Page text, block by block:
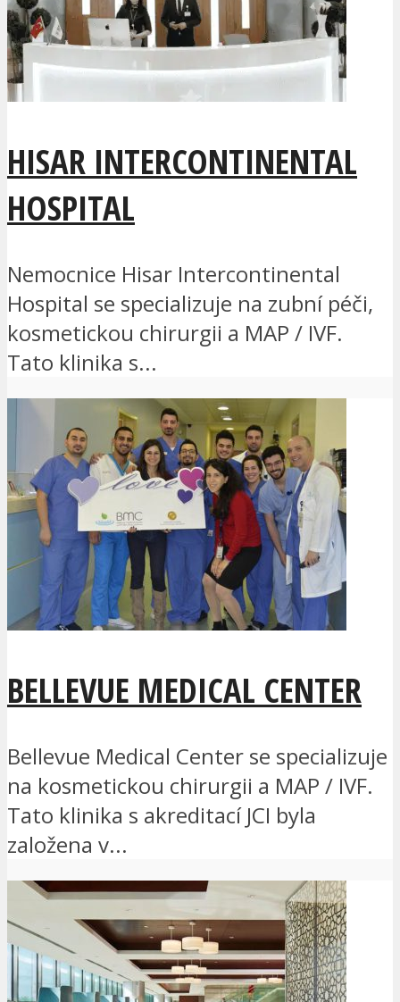
HISAR INTERCONTINENTAL
HOSPITAL
Nemocnice Hisar Intercontinental
Hospital se specializuje na zubní péči,
kosmetickou chirurgii a MAP / IVF.
Tato klinika s...
BELLEVUE MEDICAL CENTER
Bellevue Medical Center se specializuje
na kosmetickou chirurgii a MAP / IVF.
Tato klinika s akreditací JCI byla
založena v...